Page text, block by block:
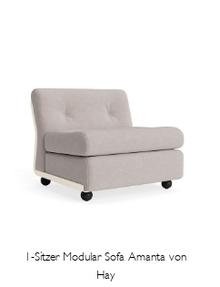
1-Sitzer Modular Sofa Amanta von
Hay